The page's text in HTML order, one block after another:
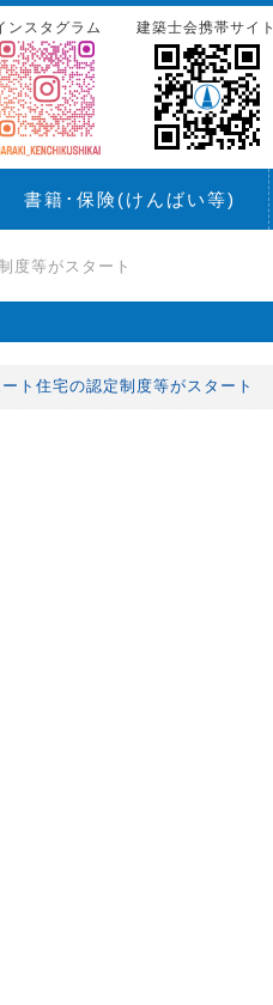
建築士会携帯サイト
ンスタグラム
書籍･保険(けんばい等)
度等がスタート
ト住宅の認定制度等がスタート